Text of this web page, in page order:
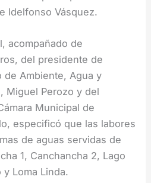
Idelfonso Vásquez.
acompañado de
del presidente de
de Ambiente, Agua y
Miguel Perozo y del
Municipal de
especificó que las labores
de aguas servidas de
1, Canchancha 2, Lago
y Loma Linda.